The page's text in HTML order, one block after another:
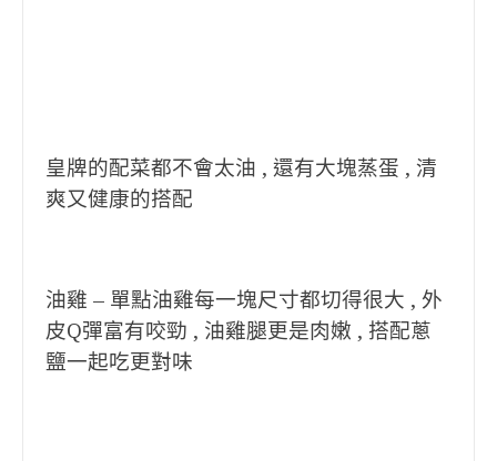
皇牌的配菜都不會太油 , 還有大塊蒸蛋 , 清
爽又健康的搭配
油雞 – 單點油雞每一塊尺寸都切得很大 , 外
皮Q彈富有咬勁 , 油雞腿更是肉嫩 , 搭配蔥
鹽一起吃更對味